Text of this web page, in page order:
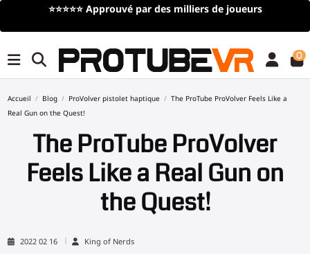
⭐⭐⭐⭐⭐ Approuvé par des milliers de joueurs
0
Accueil Blog ProVolver pistolet haptique
The ProTube ProVolver Feels Like a
Real Gun on the Quest!
The ProTube ProVolver
Feels Like a Real Gun on
the Quest!
2022 02 16 King of Nerds